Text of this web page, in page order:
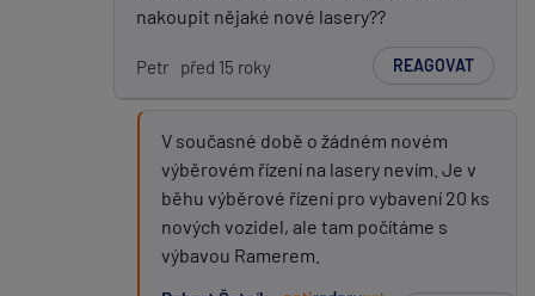
nakoupit nějaké nové lasery??
Petr před 15 roky REAGOVAT
V současné době o žádném novém
výběrovém řízení na lasery nevím. Je v
běhu výběrové řízení pro vybavení 20 ks
nových vozidel, ale tam počítáme s
výbavou Ramerem.